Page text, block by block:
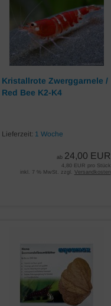
Kristallrote Zwerggarnele /
Red Bee K2-K4
Lieferzeit: 1 Woche
ab 24,00 EUR
4,80 EUR pro Stück
inkl. 7 % MwSt. zzgl. Versandkosten